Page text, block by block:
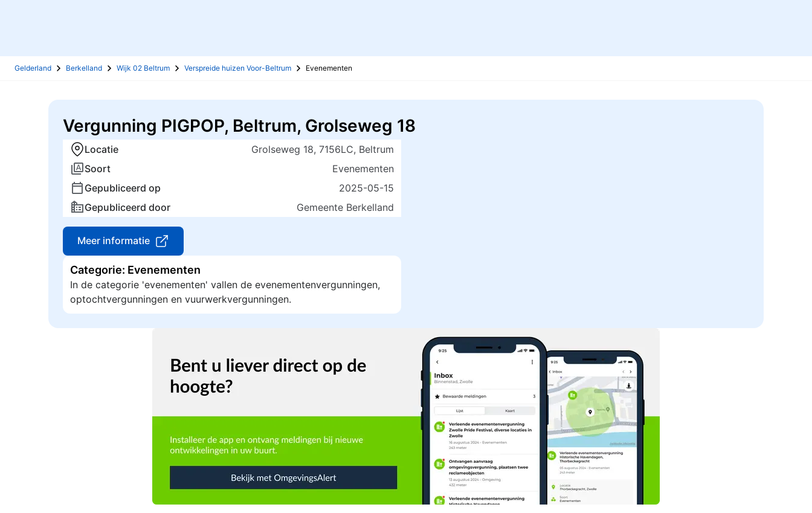
Gelderland Berkelland Wijk 02 Beltrum Verspreide huizen Voor-Beltrum Evenementen
Vergunning PIGPOP, Beltrum, Grolseweg 18
Locatie
Grolseweg 18, 7156LC, Beltrum
Soort
Evenementen
Gepubliceerd op
2025-05-15
Gepubliceerd door
Gemeente Berkelland
Meer informatie
Categorie: Evenementen
In de categorie 'evenementen' vallen de evenementenvergunningen,
optochtvergunningen en vuurwerkvergunningen.